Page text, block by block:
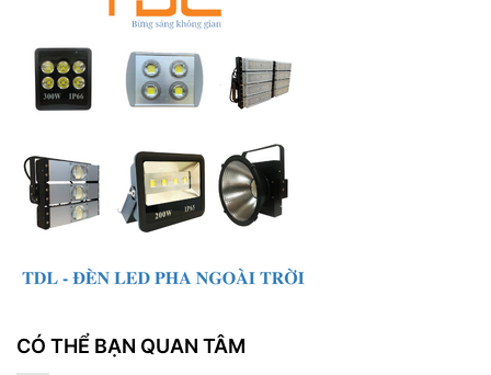
CÓ THỂ BẠN QUAN TÂM